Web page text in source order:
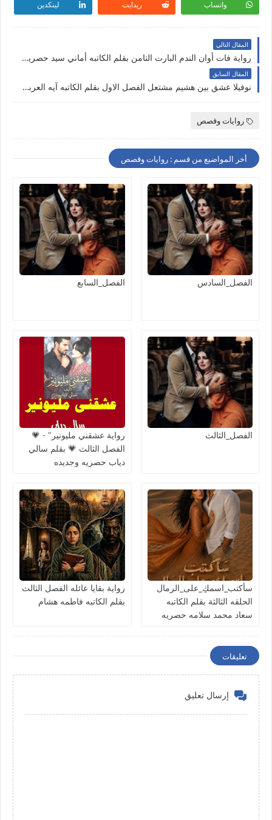
واتساب ريدايت لينكدين
المقال التالي
رواية فات أوان الندم البارت التامن بقلم الكاتبه أماني سيد حصريه وجديده على مدونة النجم المتوهج للروايات والمعلومات
المقال السابق
نوفيلا عشق بين هشيم مشتعل الفصل الاول بقلم الكاتبه آيه العربي حصريه وجديده
روايات وقصص
أخر المواضيع من قسم : روايات وقصص
الفصل_السادس الفصل_السابع
الفصل_الثالث
رواية عشقني مليونير" - 💗
الفصل الثالث 💗 بقلم سالي
دياب حصريه وجديده
سأكتب_اسمكِ_على_الرمال
الحلقه الثالثة بقلم الكاتبه
سعاد محمد سلامه حصريه
رواية بقايا عائله الفصل الثالث
بقلم الكاتبه فاطمه هشام
تعليقات
إرسال تعليق